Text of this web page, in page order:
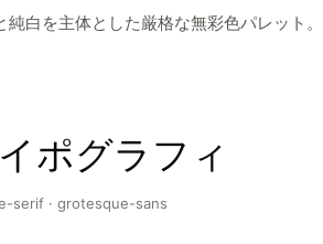
純白を主体とした厳格な無彩色パレット
ポグラフィ
serif · grotesque-sans